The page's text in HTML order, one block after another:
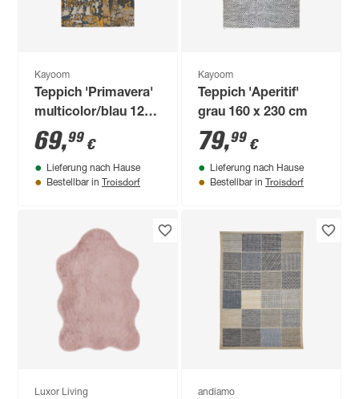
Kayoom
Teppich 'Primavera'
multicolor/blau 120
x 180 cm
69,99 €
Lieferung nach Hause
Bestellbar in Troisdorf
Kayoom
Teppich 'Aperitif'
grau 160 x 230 cm
79,99 €
Lieferung nach Hause
Bestellbar in Troisdorf
Luxor Living andiamo